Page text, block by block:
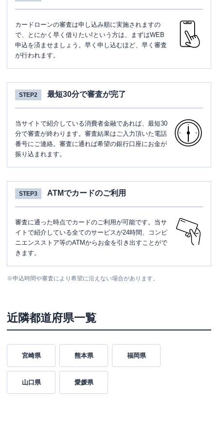
カードローンの審査は申し込み順に実施されますの
で、とにかく早く借りたい!という方は、まずはWEB
申込を済ませましょう。早く申し込むほど、早く審査
が行われます。
STEP2 最短30分で審査が完了
当サイトで紹介している消費者金融であれば、最短30
分で審査が終わります。審査結果はご入力頂いた電話
番号にご連絡。審査に通れば希望の銀行口座にお金が
振り込まれます。
STEP3 ATMでカードのご利用
審査に通った時点でカードのご利用が可能です。当サ
イトで紹介している全てのサービスが24時間、コンビ
ニエンスストア等のATMからお金を引き出すことがで
きます。
※申込時間や審査により希望に沿えない場合があります。
近隣都道府県一覧
宮崎県 熊本県 福岡県
山口県 愛媛県